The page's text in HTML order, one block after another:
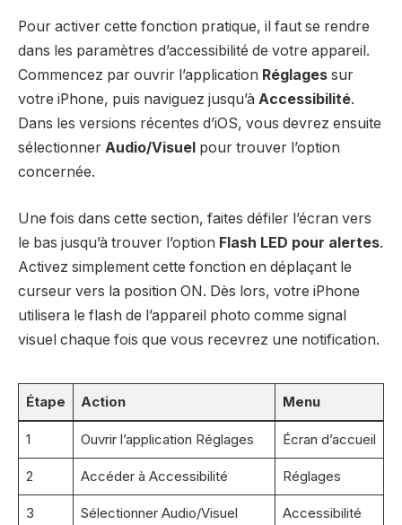
Pour activer cette fonction pratique, il faut se rendre
dans les paramètres d’accessibilité de votre appareil.
Commencez par ouvrir l’application Réglages sur
votre iPhone, puis naviguez jusqu’à Accessibilité.
Dans les versions récentes d’iOS, vous devrez ensuite
sélectionner Audio/Visuel pour trouver l’option
concernée.
Une fois dans cette section, faites défiler l’écran vers
le bas jusqu’à trouver l’option Flash LED pour alertes.
Activez simplement cette fonction en déplaçant le
curseur vers la position ON. Dès lors, votre iPhone
utilisera le flash de l’appareil photo comme signal
visuel chaque fois que vous recevrez une notification.
Étape Action Menu
1 Ouvrir l’application Réglages Écran d’accueil
2 Accéder à Accessibilité Réglages
3 Sélectionner Audio/Visuel Accessibilité